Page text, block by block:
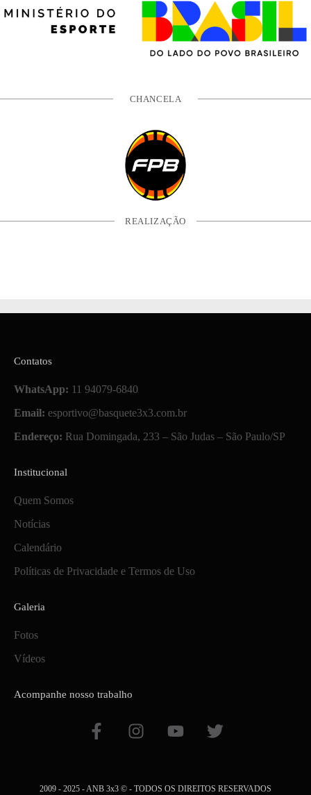
CHANCELA
REALIZAÇÃO
Contatos
WhatsApp: 11 94079-6840
Email: esportivo@basquete3x3.com.br
Endereço: Rua Domingada, 233 – São Judas – São Paulo/SP
Institucional
Quem Somos
Notícias
Calendário
Políticas de Privacidade e Termos de Uso
Galeria
Fotos
Vídeos
Acompanhe nosso trabalho
F
a
b
I
n
a
Y
o
u
T
w
t
2009 - 2025 - ANB 3x3 © - TODOS OS DIREITOS RESERVADOS